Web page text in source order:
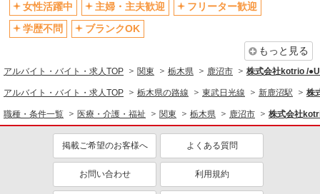
制服貸与
研修制度あり
資格取得支援制度あり
医療・介護・福祉
介護職・ヘルパー
同じ特徴から求人を探す
ミドル（40代～）活躍中
ボーナス・賞与あり
車通勤OK
交通費支給
社会保険あり
女性活躍中
主婦・主夫歓迎
フリーター歓迎
学歴不問
ブランクOK
もっと見る
アルバイト・バイト・求人TOP 関東 栃木県 鹿沼市 株式会社kotrio /
アルバイト・バイト・求人TOP 栃木県の路線 東武日光線 新鹿沼駅 株
職種・条件一覧 医療・介護・福祉 関東 栃木県 鹿沼市 株式会社
掲載ご希望のお客様へ よくある質問
お問い合わせ 利用規約